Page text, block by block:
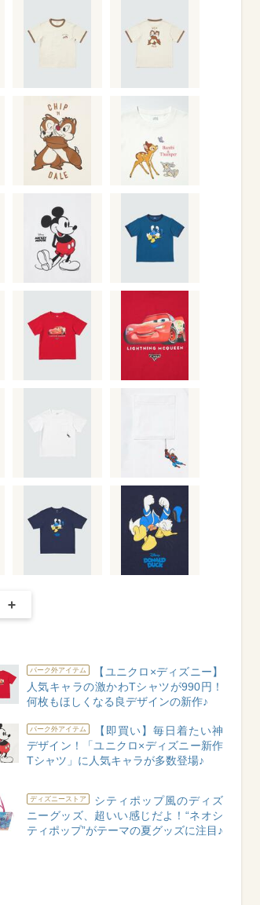
パーク外アイテム
【ユニクロ×ディズニー】
人気キャラの激かわTシャツが990円！
何枚もほしくなる良デザインの新作♪
パーク外アイテム
【即買い】毎日着たい神
デザイン！「ユニクロ×ディズニー新作
Tシャツ」に人気キャラが多数登場♪
ディズニーストア
シティポップ風のディズ
ニーグッズ、超いい感じだよ！“ネオシ
ティポップ”がテーマの夏グッズに注目♪